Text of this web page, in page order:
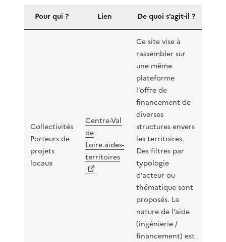
Pour qui ? Lien De quoi s’agit-il ?
Collectivités
Porteurs de
projets
locaux
Centre-Val
de
Loire.aides-
territoires
Ce site vise à
rassembler sur
une même
plateforme
l’offre de
financement de
diverses
structures envers
les territoires.
Des filtres par
typologie
d’acteur ou
thématique sont
proposés. La
nature de l’aide
(ingénierie /
financement) est